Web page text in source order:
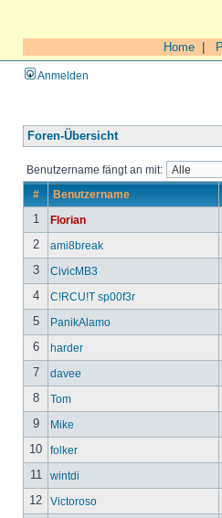
Home
Anmelden
Foren-Übersicht
Benutzername fängt an mit:
# Benutzername
1 Florian
2 ami8break
3 CivicMB3
4 C!RCU!T sp00f3r
5 PanikAlamo
6 harder
7 davee
8 Tom
9 Mike
10 folker
11 wintdi
12 Victoroso